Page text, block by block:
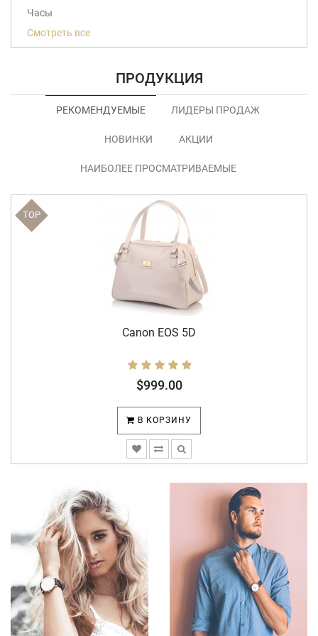
Часы
Смотреть все
ПРОДУКЦИЯ
РЕКОМЕНДУЕМЫЕ ЛИДЕРЫ ПРОДАЖ
НОВИНКИ АКЦИИ
НАИБОЛЕЕ ПРОСМАТРИВАЕМЫЕ
TOP
Canon EOS 5D
$999.00
В КОРЗИНУ